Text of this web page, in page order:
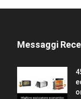
Messaggi